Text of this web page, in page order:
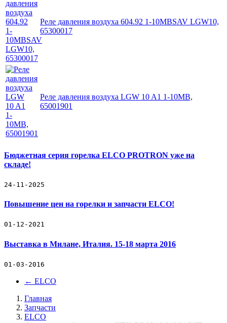
Реле давления воздуха 604.92 1-10MBSAV LGW10,
65300017
Реле давления воздуха LGW 10 A1 1-10MB,
65001901
Бюджетная серия горелка ELCO PROTRON уже на
складе!
24-11-2025
Повышение цен на горелки и запчасти ELCO!
01-12-2021
Выставка в Милане, Италия. 15-18 марта 2016
01-03-2016
← ELCO
Главная
Запчасти
ELCO